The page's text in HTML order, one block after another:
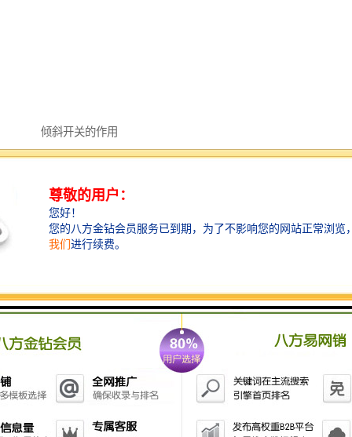
倾斜开关的作用
检测设备或仪器的倾斜角度
1.倾斜开关通常在设备倾斜超过设定的角度时产生信号
变化，从而触发控制电路进行断电保护、发出警报或其
他预设通知。这些开关广泛应用于多种场合，如工业自
2.在工业环境中，倾斜开关可能用于监测机器设备的倾
它们可以用于控制面板，通过检测倾斜角度来控制电器
的开关；在电器设备如电风扇、电暖扇等中，倾斜开关
则作为倾倒保护装置，防止设备在倾倒或倾斜时发生意